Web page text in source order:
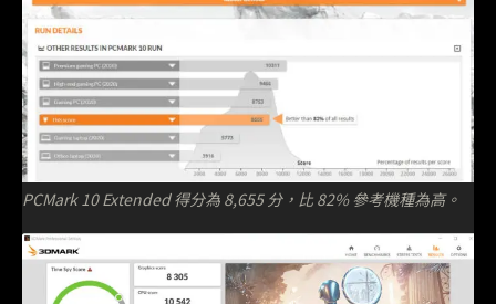
PCMark 10 Extended 得分為 8,655 分，比 82% 參考機種為高。